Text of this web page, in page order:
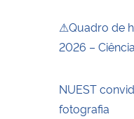
⚠Quadro de
2026 –
NUEST
fotografia